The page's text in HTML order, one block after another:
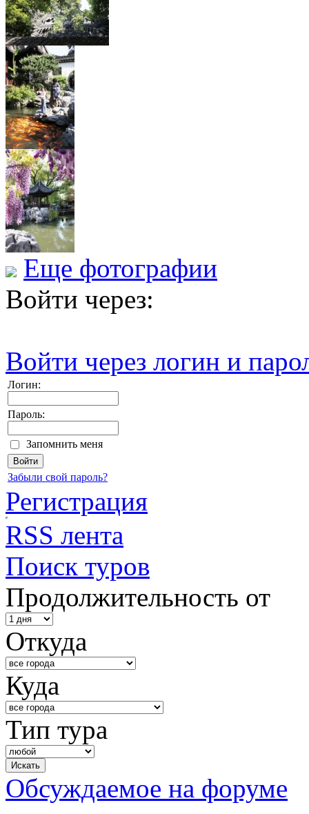
Еще фотографии
Войти через:
Войти через логин и
Логин:
Пароль:
Запомнить меня
Забыли свой пароль?
Регистрация
RSS лента
Поиск туров
Продолжительность от
Откуда
Куда
Тип тура
Обсуждаемое на форуме